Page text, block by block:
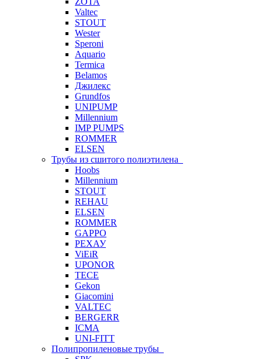
Valtec
STOUT
Wester
Speroni
Aquario
Termica
Belamos
Джилекс
Grundfos
UNIPUMP
Millennium
IMP PUMPS
ROMMER
ELSEN
Трубы из сшитого полиэтилена
Hoobs
Millennium
STOUT
REHAU
ELSEN
ROMMER
GAPPO
РЕХАУ
ViEiR
UPONOR
TECE
Gekon
Giacomini
VALTEC
BERGERR
ICMA
UNI-FITT
Полипропиленовые трубы